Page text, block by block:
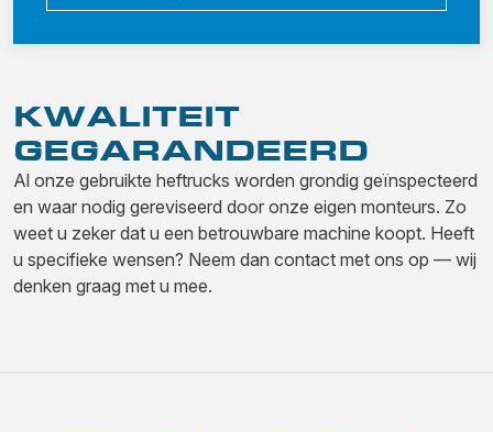
KWALITEIT
GEGARANDEERD
Al onze gebruikte heftrucks worden grondig geïnspecteerd
en waar nodig gereviseerd door onze eigen monteurs. Zo
weet u zeker dat u een betrouwbare machine koopt. Heeft
u specifieke wensen? Neem dan contact met ons op — wij
denken graag met u mee.